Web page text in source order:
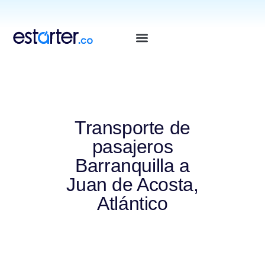
Transporte de
pasajeros
Barranquilla a
Juan de Acosta,
Atlántico